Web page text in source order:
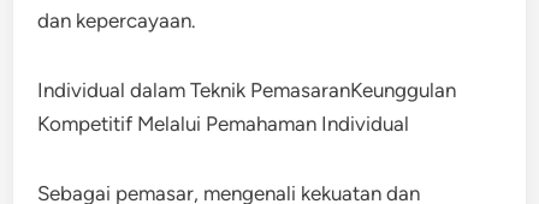
dan kepercayaan.
Individual dalam Teknik PemasaranKeunggulan
Kompetitif Melalui Pemahaman Individual
Sebagai pemasar, mengenali kekuatan dan